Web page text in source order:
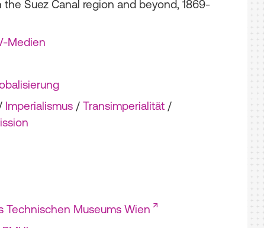
the Suez Canal region and beyond, 1869-
Medien
Imperialismus / Transimperialität /
Technischen Museums Wien